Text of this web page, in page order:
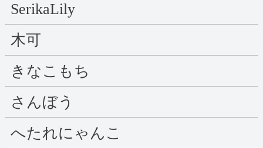
SerikaLily
木可
きなこもち
さんぼう
へたれにゃんこ